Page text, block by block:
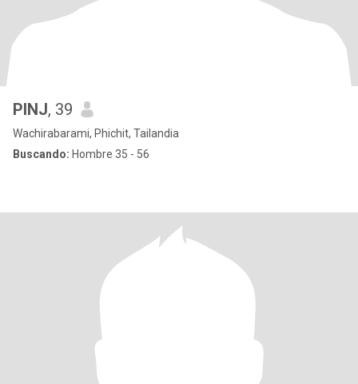
PINJ, 39
Wachirabarami, Phichit, Tailandia
Buscando: Hombre 35 - 56